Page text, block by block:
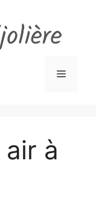
Menu
à